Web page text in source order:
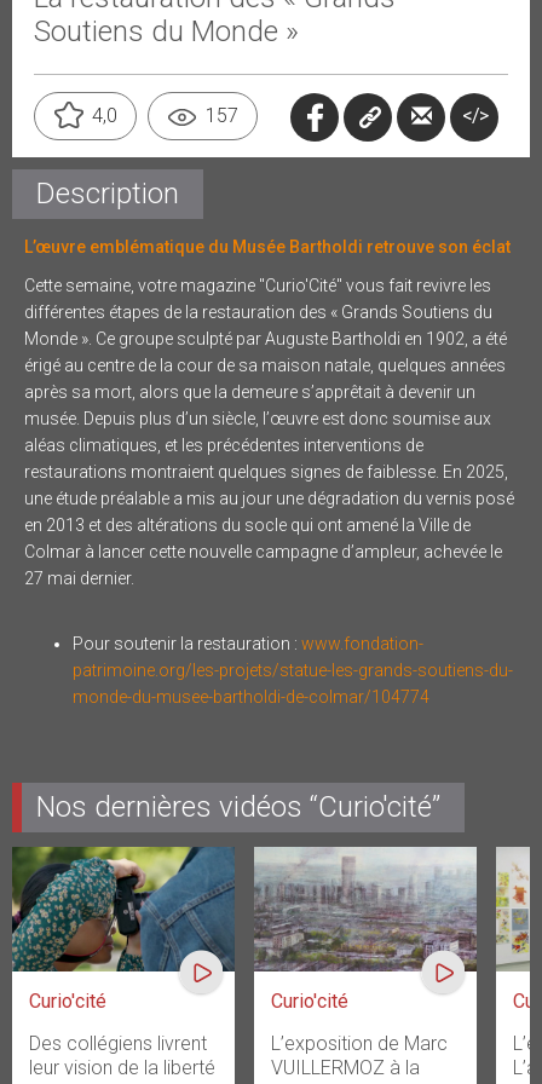
Soutiens du Monde »
</>
4,0 157
Description
L’œuvre emblématique du Musée Bartholdi retrouve son éclat
Cette semaine, votre magazine "Curio'Cité" vous fait revivre les
différentes étapes de la restauration des « Grands Soutiens du
Monde ». Ce groupe sculpté par Auguste Bartholdi en 1902, a été
érigé au centre de la cour de sa maison natale, quelques années
après sa mort, alors que la demeure s’apprêtait à devenir un
musée. Depuis plus d’un siècle, l’œuvre est donc soumise aux
aléas climatiques, et les précédentes interventions de
restaurations montraient quelques signes de faiblesse. En 2025,
une étude préalable a mis au jour une dégradation du vernis posé
en 2013 et des altérations du socle qui ont amené la Ville de
Colmar à lancer cette nouvelle campagne d’ampleur, achevée le
27 mai dernier.
Pour soutenir la restauration : www.fondation-
patrimoine.org/les-projets/statue-les-grands-soutiens-du-
monde-du-musee-bartholdi-de-colmar/104774
Nos dernières vidéos “Curio'cité”
Curio'cité
Des collégiens livrent
leur vision de la liberté
Curio'cité
L’exposition de Marc
VUILLERMOZ à la